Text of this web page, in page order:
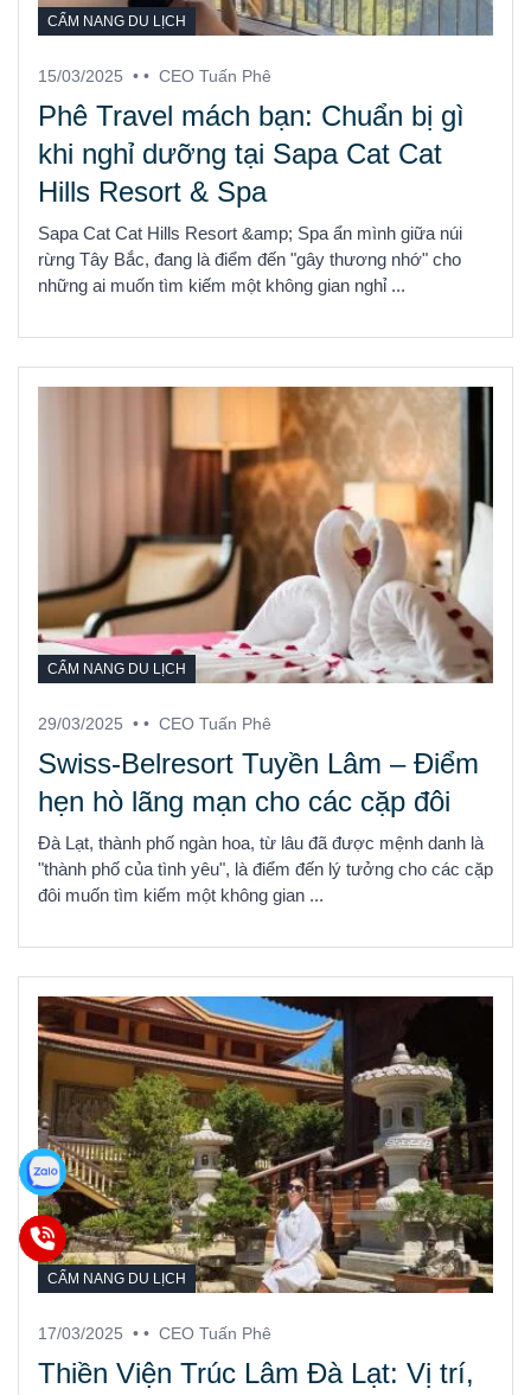
CẨM NANG DU LỊCH
15/03/2025 • • CEO Tuấn Phê
Phê Travel mách bạn: Chuẩn bị gì
khi nghỉ dưỡng tại Sapa Cat Cat
Hills Resort & Spa
Sapa Cat Cat Hills Resort &amp; Spa ẩn mình giữa núi
rừng Tây Bắc, đang là điểm đến "gây thương nhớ" cho
những ai muốn tìm kiếm một không gian nghỉ ...
CẨM NANG DU LỊCH
29/03/2025 • • CEO Tuấn Phê
Swiss-Belresort Tuyền Lâm – Điểm
hẹn hò lãng mạn cho các cặp đôi
Đà Lạt, thành phố ngàn hoa, từ lâu đã được mệnh danh là
"thành phố của tình yêu", là điểm đến lý tưởng cho các cặp
đôi muốn tìm kiếm một không gian ...
CẨM NANG DU LỊCH
17/03/2025 • • CEO Tuấn Phê
Thiền Viện Trúc Lâm Đà Lạt: Vị trí,